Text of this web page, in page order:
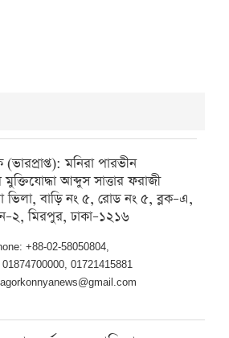
ইউএনওর বিরুদ্ধে
মনিরা পারভীন
আব্দুস সাত্তার ফরাজী
ভিলা, বাড়ি নং ৫, রোড নং ৫, ব্লক–এ,
মিরপুর, ঢাকা–১২১৬
+88-02-58050804,
01721415881